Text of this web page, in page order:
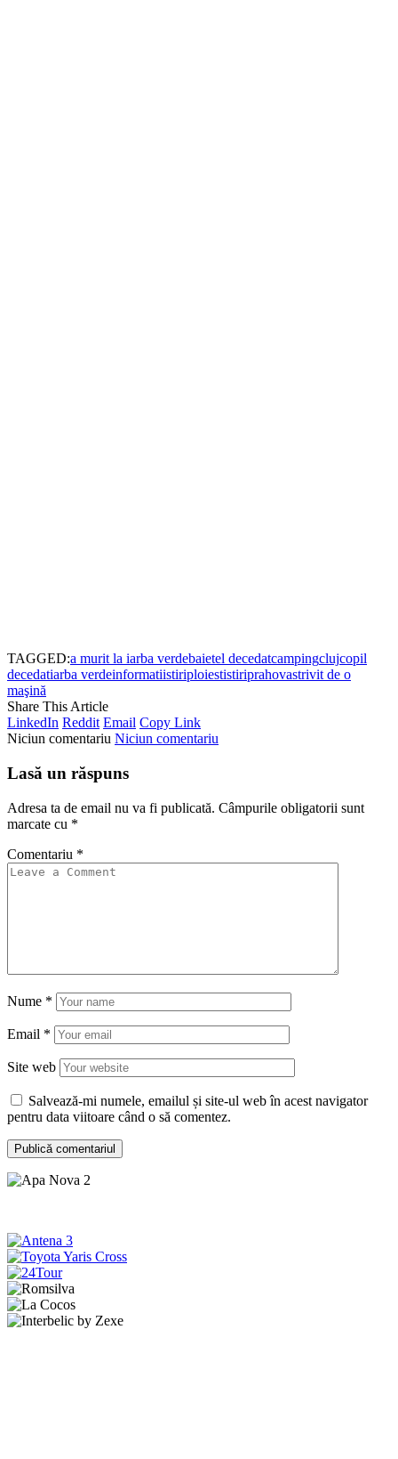
TAGGED:a murit la iarba verdebaietel decedatcampingclujcopil
decedatiarba verdeinformatiistiriploiestistiriprahovastrivit de o
maşină
Share This Article
LinkedIn Reddit Email Copy Link
Niciun comentariu Niciun comentariu
Lasă un răspuns
Adresa ta de email nu va fi publicată. Câmpurile obligatorii sunt
marcate cu *
Comentariu *
Nume *
Email *
Site web
Salvează-mi numele, emailul și site-ul web în acest navigator
pentru data viitoare când o să comentez.